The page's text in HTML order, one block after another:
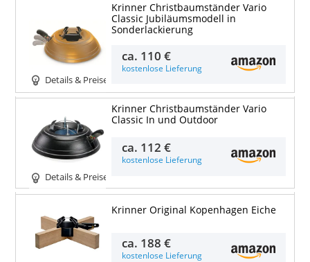
Details & Preise
Krinner Christbaumständer Vario
Classic Jubiläumsmodell in
Sonderlackierung
ca. 110 €
kostenlose Lieferung
Details & Preise
Krinner Christbaumständer Vario
Classic In und Outdoor
ca. 112 €
kostenlose Lieferung
Krinner Original Kopenhagen Eiche
ca. 188 €
kostenlose Lieferung